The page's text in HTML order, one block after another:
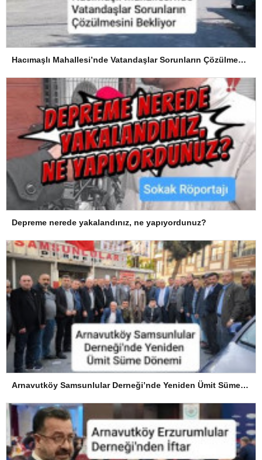
Hacımaşlı Mahallesi’nde Vatandaşlar Sorunların Çözülmesini Bekliyor
Depreme nerede yakalandınız, ne yapıyordunuz?
Arnavutköy Samsunlular Derneği’nde Yeniden Ümit Süme Dönemi